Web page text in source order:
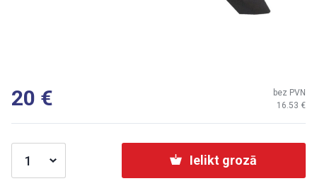
20 16.53
bez PVN
Ielikt grozā